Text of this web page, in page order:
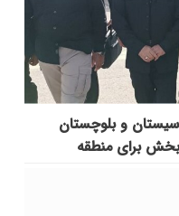
و بلوچستان
برای منطقه